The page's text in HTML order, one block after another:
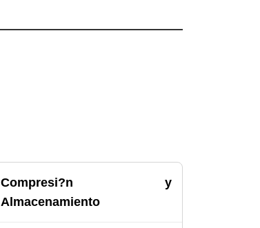
Compresi?n y
Almacenamiento